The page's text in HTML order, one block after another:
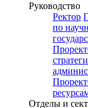
Руководство
Ректор
по
Отделы и